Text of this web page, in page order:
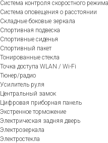
Система контроля скоростного режима
Система оповещения о расстоянии
Складные боковые зеркала
Спортивная подвеска
Спортивные сиденья
Спортивный пакет
Тонированные стекла
Точка доступа WLAN / Wi-Fi
Тюнер/радио
Усилитель руля
Центральный замок
Цифровая приборная панель
Экстренное торможение
Электрическая задняя дверь
Электрозеркала
Электростекла